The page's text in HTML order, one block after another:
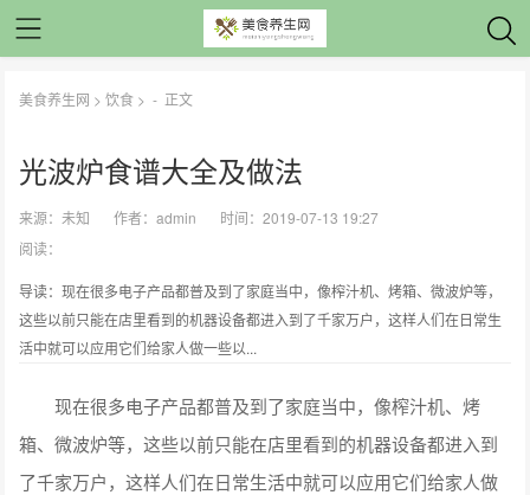
美食养生网 >饮食 > - 正文
光波炉食谱大全及做法
来源：未知 作者：admin
时间：2019-07-13 19:27
阅读：
导读：现在很多电子产品都普及到了家庭当中，像榨汁机、烤箱、微波炉等，
这些以前只能在店里看到的机器设备都进入到了千家万户，这样人们在日常生
活中就可以应用它们给家人做一些以...
现在很多电子产品都普及到了家庭当中，像榨汁机、烤
箱、微波炉等，这些以前只能在店里看到的机器设备都进入到
了千家万户，这样人们在日常生活中就可以应用它们给家人做